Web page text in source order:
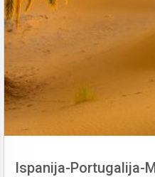
Ispanija-Portugalija-